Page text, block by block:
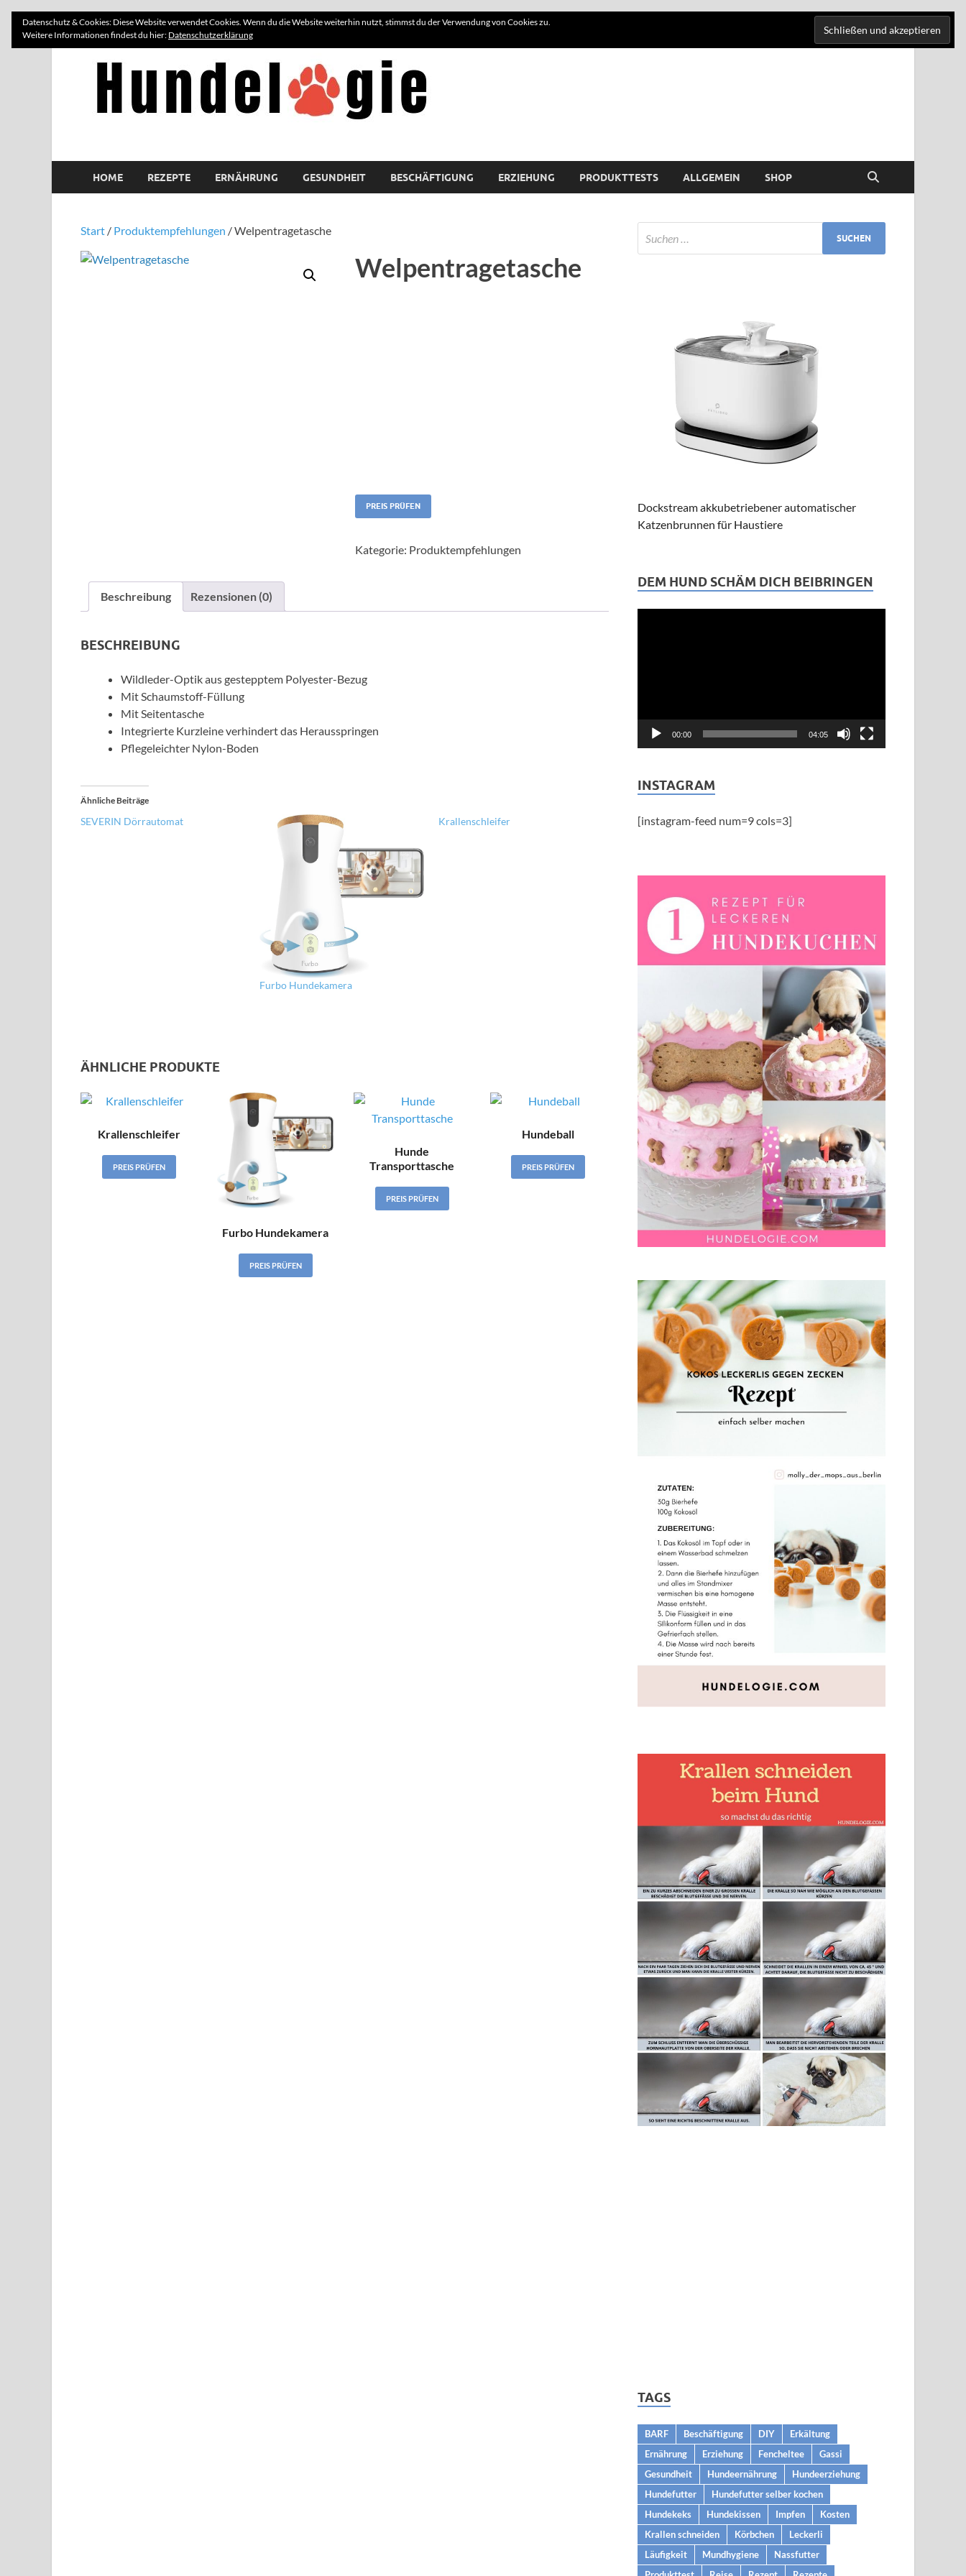
HOME REZEPTE ERNÄHRUNG GESUNDHEIT BESCHÄFTIGUNG ERZIEHUNG PRODUKTTESTS ALLGEMEIN SHOP
Start / Produktempfehlungen / Welpentragetasche
Welpentragetasche
PREIS PRÜFEN
Kategorie: Produktempfehlungen
Beschreibung Rezensionen (0)
BESCHREIBUNG
Wildleder-Optik aus gestepptem Polyester-Bezug
Mit Schaumstoff-Füllung
Mit Seitentasche
Integrierte Kurzleine verhindert das Herausspringen
Pflegeleichter Nylon-Boden
Ähnliche Beiträge
SEVERIN Dörrautomat
Furbo Hundekamera
Krallenschleifer
ÄHNLICHE PRODUKTE
Krallenschleifer
PREIS PRÜFEN
Furbo Hundekamera
PREIS PRÜFEN
Hunde
Transporttasche
PREIS PRÜFEN
Hundeball
PREIS PRÜFEN
Dockstream akkubetriebener automatischer
Katzenbrunnen für Haustiere
DEM HUND SCHÄM DICH BEIBRINGEN
00:00 04:05
INSTAGRAM
[instagram-feed num=9 cols=3]
TAGS
BARF Beschäftigung DIY
Erkältung
Ernährung
Erziehung Fencheltee
Gassi
Gesundheit
Hundeernährung
Hundeerziehung
Hundefutter
Hundefutter selber kochen
Hundekeks
Hundekissen Impfen
Kosten
Krallen schneiden
Körbchen
Leckerli
Läufigkeit
Mundhygiene
Nassfutter
Datenschutz & Cookies: Diese Website verwendet Cookies. Wenn du die Website weiterhin nutzt, stimmst du der Verwendung von Cookies zu.
Weitere Informationen findest du hier: Datenschutzerklärung